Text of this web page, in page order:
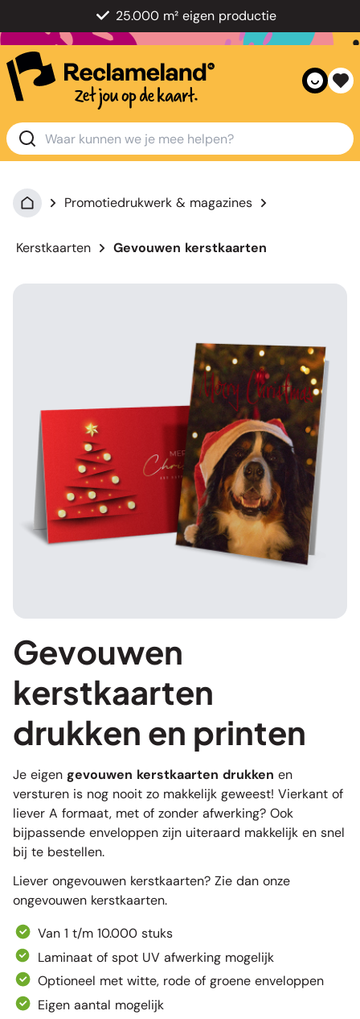
25.000 m² eigen productie
Promotiedrukwerk & magazines
Kerstkaarten Gevouwen kerstkaarten
Gevouwen
kerstkaarten
drukken en printen
Je eigen gevouwen kerstkaarten drukken en
versturen is nog nooit zo makkelijk geweest! Vierkant of
liever A formaat, met of zonder afwerking? Ook
bijpassende enveloppen zijn uiteraard makkelijk en snel
bij te bestellen.
Liever ongevouwen kerstkaarten? Zie dan onze
ongevouwen kerstkaarten.
Van 1 t/m 10.000 stuks
Laminaat of spot UV afwerking mogelijk
Optioneel met witte, rode of groene enveloppen
Eigen aantal mogelijk